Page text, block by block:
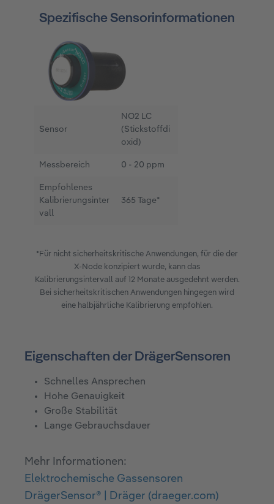
Spezifische Sensorinformationen
Sensor
NO2 LC
(Stickstoffdi
oxid)
Messbereich 0 - 20 ppm
Empfohlenes
Kalibrierungsinter
vall
365 Tage*
*Für nicht sicherheitskritische Anwendungen, für die der
X-Node konzipiert wurde, kann das
Kalibrierungsintervall auf 12 Monate ausgedehnt werden.
Bei sicherheitskritischen Anwendungen hingegen wird
eine halbjährliche Kalibrierung empfohlen.
Eigenschaften der DrägerSensoren
Schnelles Ansprechen
Hohe Genauigkeit
Große Stabilität
Lange Gebrauchsdauer
Mehr Informationen:
Elektrochemische Gassensoren
DrägerSensor® | Dräger (draeger.com)